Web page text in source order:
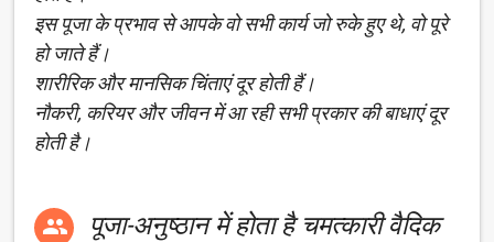
इस पूजा के प्रभाव से आपके वो सभी कार्य जो रुके हुए थे, वो पूरे
हो जाते हैं।
शारीरिक और मानसिक चिंताएं दूर होती हैं।
नौकरी, करियर और जीवन में आ रही सभी प्रकार की बाधाएं दूर
होती है।

पूजा-अनुष्ठान में होता है चमत्कारी वैदिक